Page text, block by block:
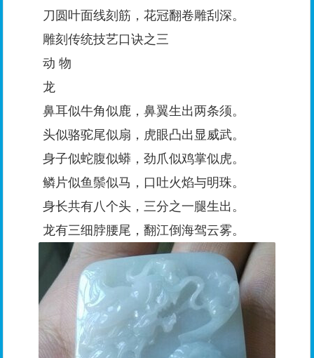
刀圆叶面线刻筋，花冠翻卷雕刮深。
雕刻传统技艺口诀之三
动 物
龙
鼻耳似牛角似鹿，鼻翼生出两条须。
头似骆驼尾似扇，虎眼凸出显威武。
身子似蛇腹似蟒，劲爪似鸡掌似虎。
鳞片似鱼鬃似马，口吐火焰与明珠。
身长共有八个头，三分之一腿生出。
龙有三细脖腰尾，翻江倒海驾云雾。